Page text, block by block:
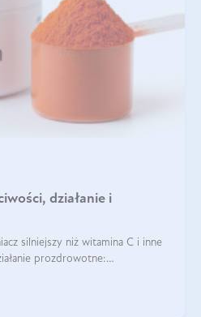
działanie i
silniejszy niż witamina C i inne
prozdrowotne: